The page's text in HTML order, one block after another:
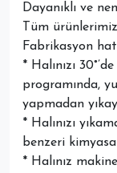
Dayanıklı ve
Tüm
Fabrikasyon
* Halınızı
programında,
yapmadan
* Halınızı
benzeri
* Halınız